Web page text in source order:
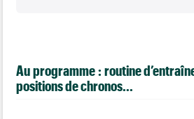
Au programme : routine
positions de chronos...